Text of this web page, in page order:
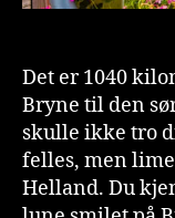
Det er 1040
Bryne til den
skulle ikke tro
felles, men
Helland. Du